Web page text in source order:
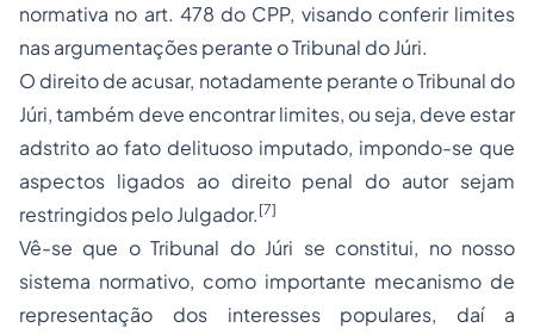
normativa no art. 478 do CPP, visando conferir limites
nas argumentações perante o Tribunal do Júri.
O direito de acusar, notadamente perante o Tribunal do
Júri, também deve encontrar limites, ou seja, deve estar
adstrito ao fato delituoso imputado, impondo-se que
aspectos ligados ao direito penal do autor sejam
restringidos pelo Julgador. [7]
Vê-se que o Tribunal do Júri se constitui, no nosso
sistema normativo, como importante mecanismo de
representação dos interesses populares, daí a